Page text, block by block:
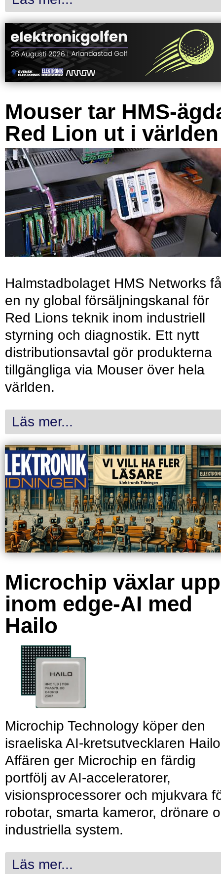
Mouser tar HMS-
Red Lion ut i världen
Halmstadbolaget HMS Networks
en ny global försäljningskanal för
Red Lions teknik inom industriell
styrning och diagnostik. Ett nytt
distributionsavtal gör produkterna
tillgängliga via Mouser över hela
världen.
Läs mer...
Microchip växlar upp
inom edge-AI med
Hailo
Microchip Technology köper den
israeliska AI-kretsutvecklaren
Affären ger Microchip en färdig
portfölj av AI-acceleratorer,
visionsprocessorer och mjukvara
robotar, smarta kameror, drönare
industriella system.
Läs mer...